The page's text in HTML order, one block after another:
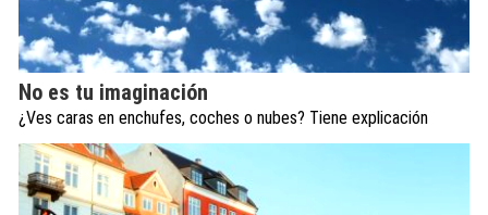
No es tu imaginación
¿Ves caras en enchufes, coches o nubes? Tiene explicación